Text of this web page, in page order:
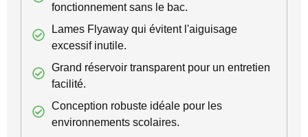
fonctionnement sans le bac.
Lames Flyaway qui évitent l'aiguisage
excessif inutile.
Grand réservoir transparent pour un entretien
facilité.
Conception robuste idéale pour les
environnements scolaires.